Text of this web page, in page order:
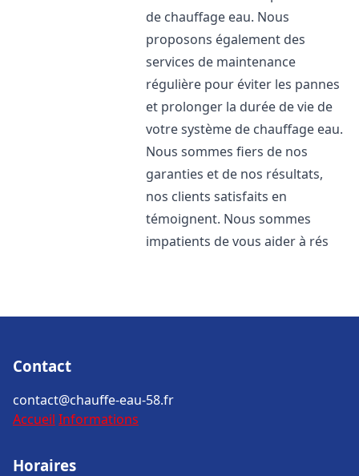
de chauffage eau. Nous
proposons également des
services de maintenance
régulière pour éviter les pannes
et prolonger la durée de vie de
votre système de chauffage eau.
Nous sommes fiers de nos
garanties et de nos résultats,
nos clients satisfaits en
témoignent. Nous sommes
impatients de vous aider à rés
Contact
contact@chauffe-eau-58.fr
Accueil Informations
Horaires